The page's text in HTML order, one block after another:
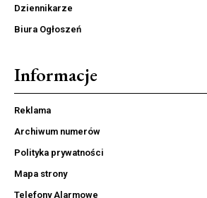
Dziennikarze
Biura Ogłoszeń
Informacje
Reklama
Archiwum numerów
Polityka prywatności
Mapa strony
Telefony Alarmowe